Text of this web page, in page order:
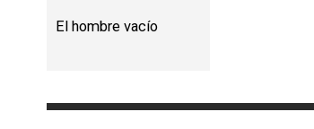
El hombre vacío